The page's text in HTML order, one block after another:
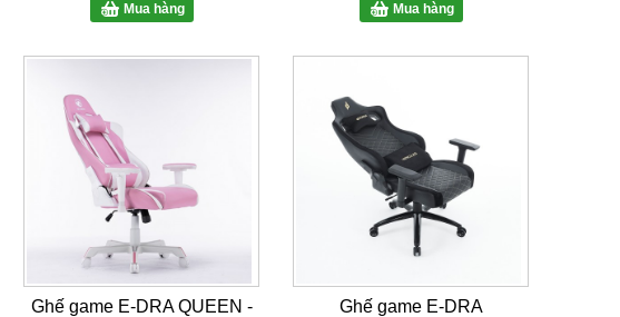
Mua hàng Mua hàng
Ghế game E-DRA QUEEN -
Ghế game E-DRA